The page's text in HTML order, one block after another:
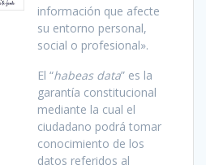
información que afecte
su entorno personal,
social o profesional».
El “habeas data” es la
garantía constitucional
mediante la cual el
ciudadano podrá tomar
conocimiento de los
datos referidos al